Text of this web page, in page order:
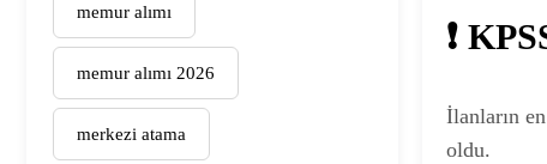
memur alımı
memur alımı 2026
merkezi atama
❗
İlanların
oldu.